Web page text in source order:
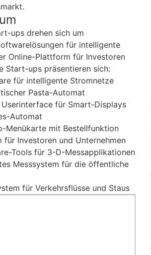
ups drehen sich um
für intelligente
Online-Plattform für Investoren
Start-ups präsentieren sich:
für intelligente Stromnetze
Pasta-Automat
für Smart-Displays
Automat
Menükarte mit Bestellfunktion
Investoren und Unternehmen
Tools für 3-D-Messapplikationen
Messsystem für die öffentliche
für Verkehrsflüsse und Staus